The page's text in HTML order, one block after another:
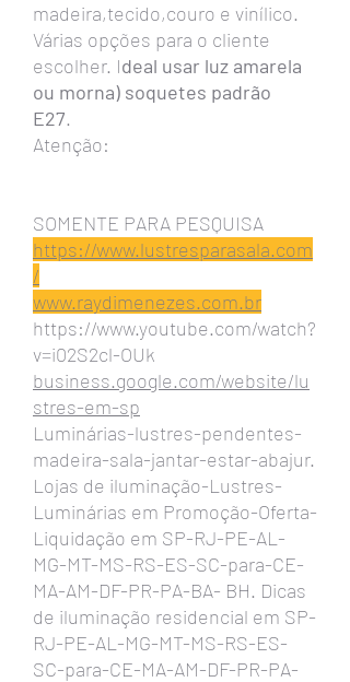
madeira,tecido,couro e vinílico.
Várias opções para o cliente
escolher. Ideal usar luz amarela
ou morna) soquetes padrão
E27.
Atenção:
SOMENTE PARA PESQUISA
https://www.lustresparasala.com
/
www.raydimenezes.com.br
https://www.youtube.com/watch?
v=i02S2cl-OUk
business.google.com/website/lu
stres-em-sp
Luminárias-lustres-pendentes-
madeira-sala-jantar-estar-abajur.
Lojas de iluminação-Lustres-
Luminárias em Promoção-Oferta-
Liquidação em SP-RJ-PE-AL-
MG-MT-MS-RS-ES-SC-para-CE-
MA-AM-DF-PR-PA-BA- BH. Dicas
de iluminação residencial em SP-
RJ-PE-AL-MG-MT-MS-RS-ES-
SC-para-CE-MA-AM-DF-PR-PA-